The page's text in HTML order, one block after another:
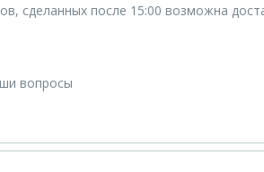
сделанных после 15:00 возможна
вопросы